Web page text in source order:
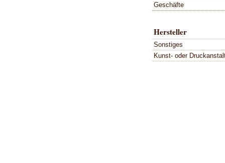
Geschäfte
Hersteller
Sonstiges
Kunst- oder